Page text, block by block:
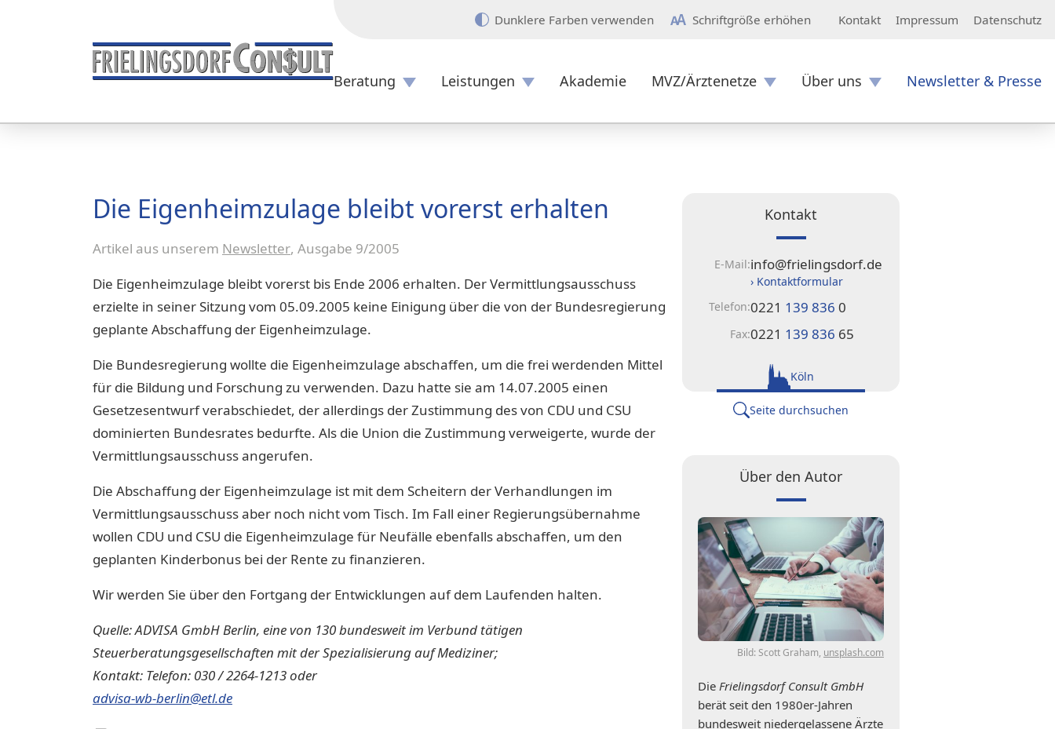
Beratung Leistungen Akademie MVZ/Ärztenetze Über uns Newsletter & Presse
Dunklere Farben verwenden Schriftgröße erhöhen Kontakt Impressum Datenschutz
Die Eigenheimzulage bleibt vorerst erhalten
Artikel aus unserem Newsletter, Ausgabe 9/2005
Die Eigenheimzulage bleibt vorerst bis Ende 2006 erhalten. Der Vermittlungsausschuss
erzielte in seiner Sitzung vom 05.09.2005 keine Einigung über die von der Bundesregierung
geplante Abschaffung der Eigenheimzulage.
Die Bundesregierung wollte die Eigenheimzulage abschaffen, um die frei werdenden Mittel
für die Bildung und Forschung zu verwenden. Dazu hatte sie am 14.07.2005 einen
Gesetzesentwurf verabschiedet, der allerdings der Zustimmung des von CDU und CSU
dominierten Bundesrates bedurfte. Als die Union die Zustimmung verweigerte, wurde der
Vermittlungsausschuss angerufen.
Die Abschaffung der Eigenheimzulage ist mit dem Scheitern der Verhandlungen im
Vermittlungsausschuss aber noch nicht vom Tisch. Im Fall einer Regierungsübernahme
wollen CDU und CSU die Eigenheimzulage für Neufälle ebenfalls abschaffen, um den
geplanten Kinderbonus bei der Rente zu finanzieren.
Wir werden Sie über den Fortgang der Entwicklungen auf dem Laufenden halten.
Quelle: ADVISA GmbH Berlin, eine von 130 bundesweit im Verbund tätigen
Steuerberatungsgesellschaften mit der Spezialisierung auf Mediziner;
Kontakt: Telefon: 030 / 2264-1213 oder
advisa-wb-berlin@etl.de
Kontakt
E-Mail:info@frielingsdorf.de
› Kontaktformular
Telefon:0221 139 836 0
Fax:0221 139 836 65
Köln
Seite durchsuchen
Über den Autor
Bild: Scott Graham, unsplash.com
DieFrielingsdorf Consult GmbH
berät seit den 1980er-Jahren
bundesweit niedergelassene Ärzte